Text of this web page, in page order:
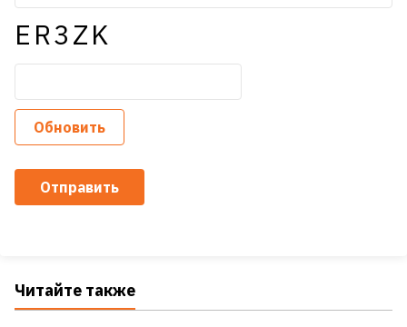
ER3ZK
Обновить
Отправить
Читайте также